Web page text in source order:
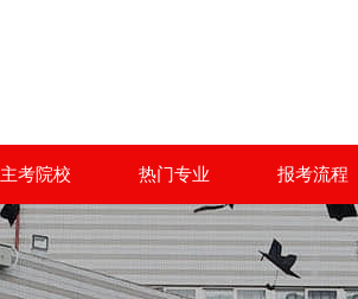
主考院校 热门专业 报考流程